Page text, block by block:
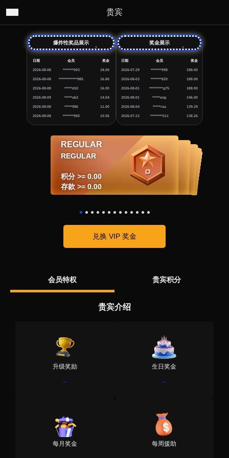
贵宾
爆炸性奖品展示
日期 会员 奖金
2026-08-08 *******003 18.00
2026-08-08 ************985 16.80
2026-08-08 *****d10 16.00
2026-08-09 *****u62 14.54
2026-08-08 *****986 11.00
2026-08-08 *******950 10.56
奖金展示
日期 会员 奖金
2026-07-29 *******998 188.00
2026-08-03 *******820 188.00
2026-08-01 *********g75 188.00
2026-08-01 *****eng 146.00
2026-08-04 *****raa 139.29
2026-07-13 ********511 138.26
REGULAR
REGULAR
积分 >= 0.00
存款 >= 0.00
VIP1
VIP1
积分 >= 5,000.00
存款 >= 1,000.00
VIP2
积分 >= 25,000.00
存款 >= 5,000.00
积分 >= 50,000.00
存款 >= 10,000.00
积分 >= 150,000.00
存款 >= 30,000.00
VVIP5
积分 >= 250,000.00
存款 >= 50,000.00
VVIP6
积分 >= 500,000.00
存款 >= 100,000.00
VVIP7
积分 >= 1,500,000.00
存款 >= 300,000.00
VVIP8
积分 >= 2,500,000.00
存款 >= 500,000.00
VVIP9
积分 >= 5,000,000.00
存款 >= 1,000,000.00
SUPER VIP10
SUPER VIP10
积分 >= 10,000,000.00
存款 >= 2,000,000.00
SUPER VIP11
SUPER VIP11
积分 >= 15,000,000.00
存款 >= 3,000,000.00
SUPER VIP12
SUPER VIP12
积分 >= 25,000,000.00
存款 >= 5,000,000.00
兑换 VIP 奖金
会员特权 贵宾积分
贵宾介绍
升级奖励
--
生日奖金
--
每月奖金 每周援助